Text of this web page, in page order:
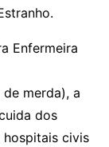
Enfermeira
merda), a
dos
hospitais civis